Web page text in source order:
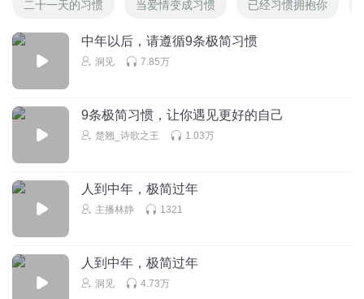
怎么又是重复的
二十一天的习惯 当爱情变成习惯 已经习惯拥抱你
中年以后，请遵循9条极简习惯
洞见 7.85万
9条极简习惯，让你遇见更好的自己
楚翘_诗歌之王 1.03万
人到中年，极简过年
主播林静 1321
人到中年，极简过年
洞见 4.73万